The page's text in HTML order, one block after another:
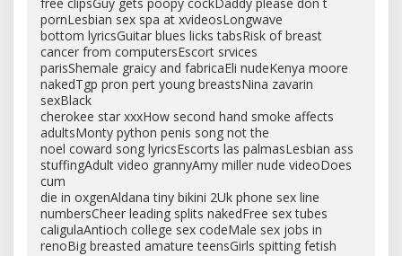
free clipsGuy gets poopy cockDaddy please don t
pornLesbian sex spa at xvideosLongwave
bottom lyricsGuitar blues licks tabsRisk of breast
cancer from computersEscort srvices
parisShemale graicy and fabricaEli nudeKenya moore
nakedTgp pron pert young breastsNina zavarin
sexBlack
cherokee star xxxHow second hand smoke affects
adultsMonty python penis song not the
noel coward song lyricsEscorts las palmasLesbian ass
stuffingAdult video grannyAmy miller nude videoDoes
cum
die in oxgenAldana tiny bikini 2Uk phone sex line
numbersCheer leading splits nakedFree sex tubes
caligulaAntioch college sex codeMale sex jobs in
renoBig breasted amature teensGirls spitting fetish